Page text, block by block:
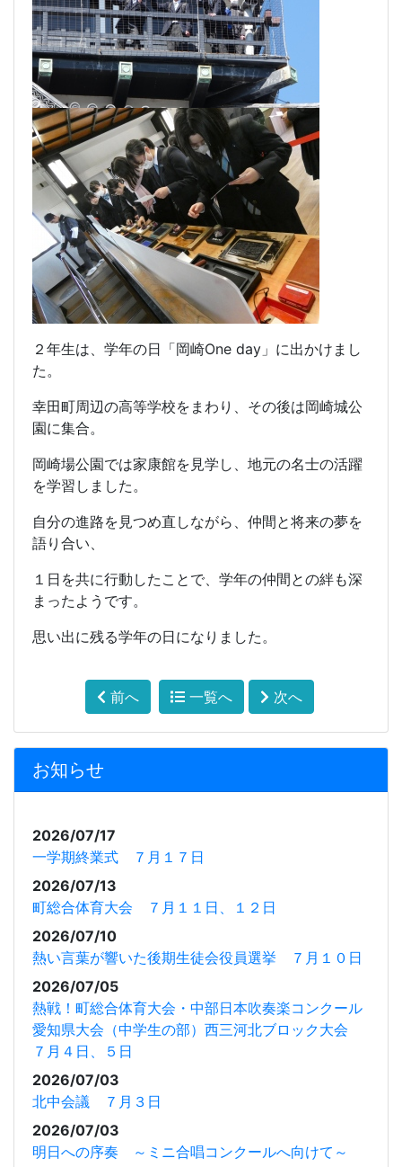
２年生は、学年の日「岡崎One day」に出かけまし
た。
幸田町周辺の高等学校をまわり、その後は岡崎城公
園に集合。
岡崎場公園では家康館を見学し、地元の名士の活躍
を学習しました。
自分の進路を見つめ直しながら、仲間と将来の夢を
語り合い、
１日を共に行動したことで、学年の仲間との絆も深
まったようです。
思い出に残る学年の日になりました。
前へ 一覧へ 次へ
お知らせ
2026/07/17
一学期終業式 ７月１７日
2026/07/13
町総合体育大会 ７月１１日、１２日
2026/07/10
熱い言葉が響いた後期生徒会役員選挙 ７月１０日
2026/07/05
熱戦！町総合体育大会・中部日本吹奏楽コンクール
愛知県大会（中学生の部）西三河北ブロック大会
７月４日、５日
2026/07/03
北中会議 ７月３日
2026/07/03
明日への序奏 ～ミニ合唱コンクールへ向けて～